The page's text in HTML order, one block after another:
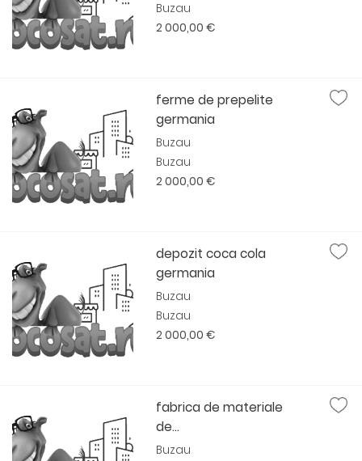
Buzau
2 000,00 €
ferme de prepelite
germania
Buzau
Buzau
2 000,00 €
depozit coca cola
germania
Buzau
Buzau
2 000,00 €
fabrica de materiale
de...
Buzau